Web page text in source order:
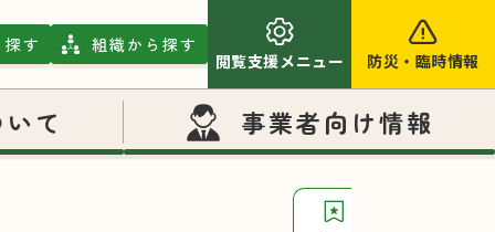
す 組織から探す
閲覧支援メニュー 防災 ・ 臨時情報
て 事業者向け情報